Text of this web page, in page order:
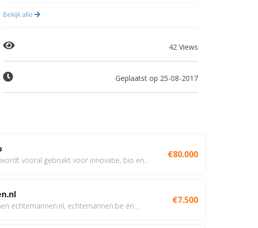
Bekijk alle
42 Views
Geplaatst op 25-08-2017
vooral gebruikt voor innovatie, bio en...
€80.000
echtemannen.nl, echtemannen.be en...
€7.500